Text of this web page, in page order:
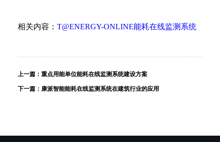
相关内容： T@ENERGY-ONLINE能耗在线监测系统
上一篇： 重点用能单位能耗在线监测系统建设方案
下一篇： 康派智能能耗在线监测系统在建筑行业的应用